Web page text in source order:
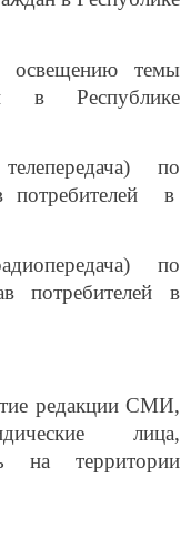
в Республике
потребителей в
потребителей в
лица,
на территории